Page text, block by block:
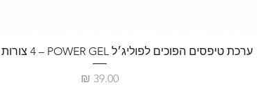
ערכת טיפסים הפוכים לפוליג׳ל POWER GEL – ‏4 צורות רב־פעמיות
מחיר